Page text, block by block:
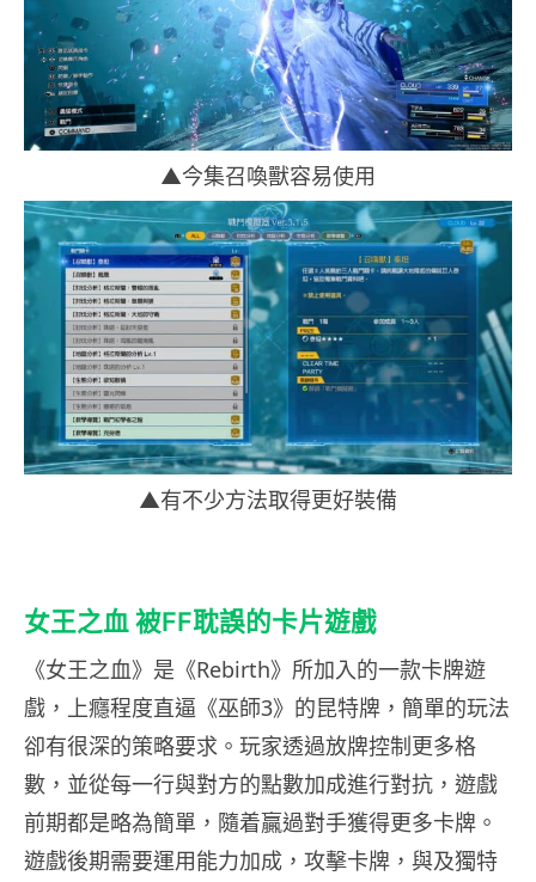
▲今集召喚獸容易使用
▲有不少方法取得更好裝備
女王之血 被FF耽誤的卡片遊戲
《女王之血》是《Rebirth》所加入的一款卡牌遊
戲，上癮程度直逼《巫師3》的昆特牌，簡單的玩法
卻有很深的策略要求。玩家透過放牌控制更多格
數，並從每一行與對方的點數加成進行對抗，遊戲
前期都是略為簡單，隨着贏過對手獲得更多卡牌。
遊戲後期需要運用能力加成，攻擊卡牌，與及獨特